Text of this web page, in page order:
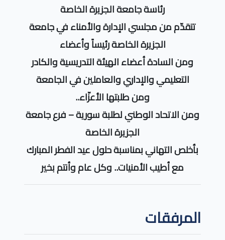
رئاسة جامعة الجزيرة الخاصة
تتقدّم من مجلسي الإدارة والأمناء في جامعة
الجزيرة الخاصة رئيساً وأعضاء
ومن السادة أعضاء الهيئة التدريسية والكادر
التعليمي والإداري والعاملين في الجامعة
ومن طلبتها الأعزّاء..
ومن الاتحاد الوطني لطلبة سورية – فرع جامعة
الجزيرة الخاصة
بأخلص التهاني بمناسبة حلول عيد الفطر المبارك
مع أطيب الأمنيات.. وكل عام وأنتم بخير
المرفقات